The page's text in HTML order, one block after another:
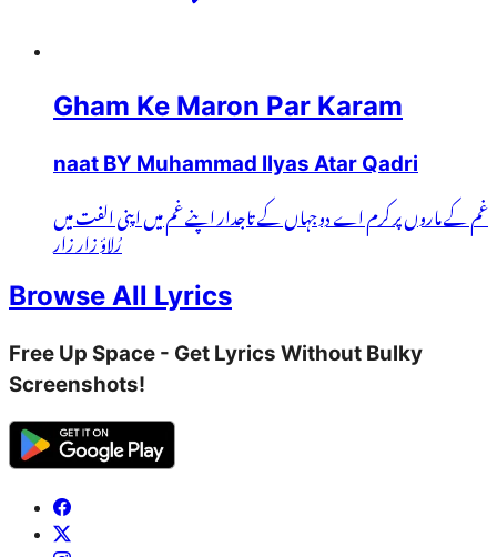
Gham Ke Maron Par Karam
naat BY Muhammad Ilyas Atar Qadri
غم کے ماروں پر کرم اے دوجہاں کے تاجدار اپنے غم میں اپنی الفت میں
رُلاؤ زار زار
Browse All Lyrics
Free Up Space - Get Lyrics Without Bulky
Screenshots!